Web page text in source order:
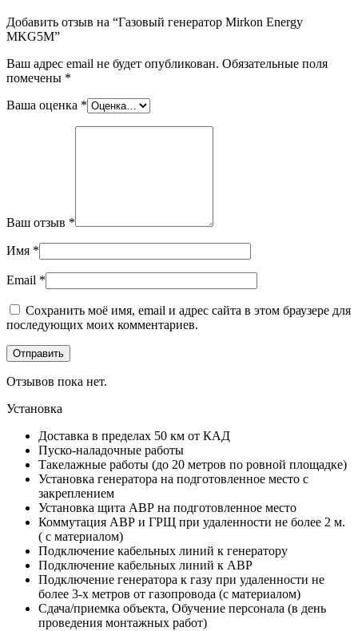
Добавить отзыв на “Газовый генератор Mirkon Energy
MKG5M”
Ваш адрес email не будет опубликован. Обязательные поля
помечены *
Ваша оценка *
Ваш отзыв *
Имя *
Email *
Сохранить моё имя, email и адрес сайта в этом браузере для
последующих моих комментариев.
Отзывов пока нет.
Установка
Доставка в пределах 50 км от КАД
Пуско-наладочные работы
Такелажные работы (до 20 метров по ровной площадке)
Установка генератора на подготовленное место с
закреплением
Установка щита АВР на подготовленное место
Коммутация АВР и ГРЩ при удаленности не более 2 м.
( с материалом)
Подключение кабельных линий к генератору
Подключение кабельных линий к АВР
Подключение генератора к газу при удаленности не
более 3-х метров от газопровода (с материалом)
Сдача/приемка объекта, Обучение персонала (в день
проведения монтажных работ)